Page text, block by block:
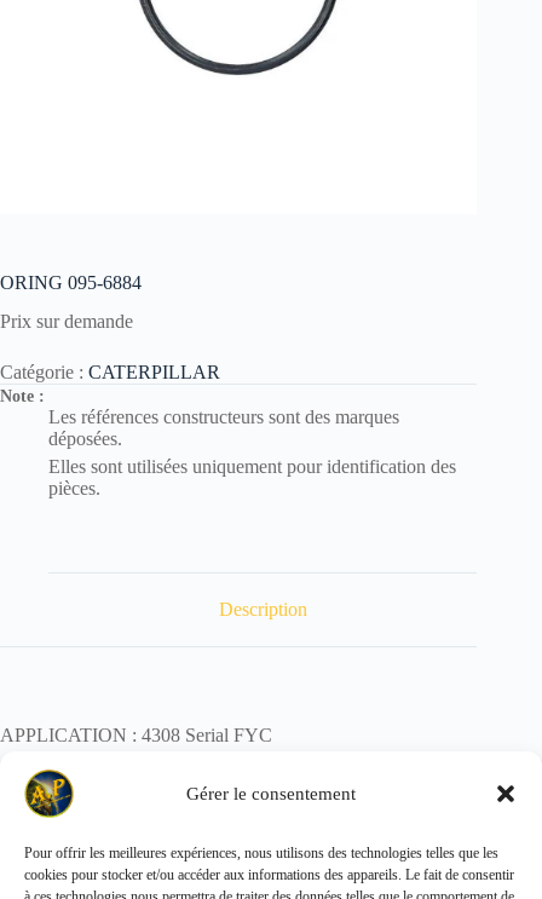
Gérer le consentement
Pour offrir les meilleures expériences, nous utilisons des technologies telles que les
cookies pour stocker et/ou accéder aux informations des appareils. Le fait de consentir
ORING 095-6884
Prix sur demande
Catégorie : CATERPILLAR
Note :
Les références constructeurs sont des marques
déposées.
Elles sont utilisées uniquement pour identification des
pièces.
Description
APPLICATION : 4308 Serial FYC
POIDS : 0,1 kg